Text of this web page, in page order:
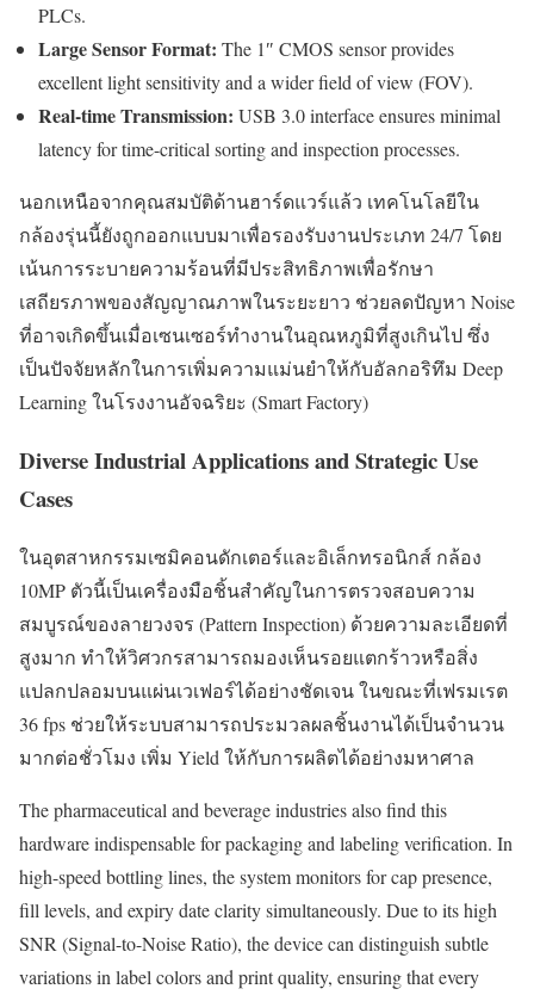
PLCs.
Large Sensor Format: The 1″ CMOS sensor provides
excellent light sensitivity and a wider field of view (FOV).
Real-time Transmission: USB 3.0 interface ensures minimal
latency for time-critical sorting and inspection processes.
นอกเหนือจากคุณสมบัติด้านฮาร์ดแวร์แล้ว เทคโนโลยีใน
กล้องรุ่นนี้ยังถูกออกแบบมาเพื่อรองรับงานประเภท 24/7 โดย
เน้นการระบายความร้อนที่มีประสิทธิภาพเพื่อรักษา
เสถียรภาพของสัญญาณภาพในระยะยาว ช่วยลดปัญหา Noise
ที่อาจเกิดขึ้นเมื่อเซนเซอร์ทำงานในอุณหภูมิที่สูงเกินไป ซึ่ง
เป็นปัจจัยหลักในการเพิ่มความแม่นยำให้กับอัลกอริทึม Deep
Learning ในโรงงานอัจฉริยะ (Smart Factory)
Diverse Industrial Applications and Strategic Use
Cases
ในอุตสาหกรรมเซมิคอนดักเตอร์และอิเล็กทรอนิกส์ กล้อง
10MP ตัวนี้เป็นเครื่องมือชิ้นสำคัญในการตรวจสอบความ
สมบูรณ์ของลายวงจร (Pattern Inspection) ด้วยความละเอียดที่
สูงมาก ทำให้วิศวกรสามารถมองเห็นรอยแตกร้าวหรือสิ่ง
แปลกปลอมบนแผ่นเวเฟอร์ได้อย่างชัดเจน ในขณะที่เฟรมเรต
36 fps ช่วยให้ระบบสามารถประมวลผลชิ้นงานได้เป็นจำนวน
มากต่อชั่วโมง เพิ่ม Yield ให้กับการผลิตได้อย่างมหาศาล
The pharmaceutical and beverage industries also find this
hardware indispensable for packaging and labeling verification. In
high-speed bottling lines, the system monitors for cap presence,
fill levels, and expiry date clarity simultaneously. Due to its high
SNR (Signal-to-Noise Ratio), the device can distinguish subtle
variations in label colors and print quality, ensuring that every